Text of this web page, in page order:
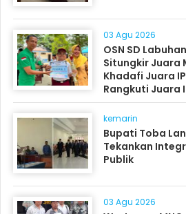
03 Agu 2026
OSN SD
Situngkir Juara
Khadafi Juara
Rangkuti Juara
kemarin
Bupati Toba
Tekankan
Publik
03 Agu 2026